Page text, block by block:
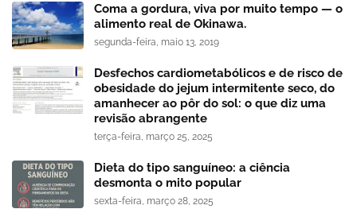
Coma a gordura, viva por muito tempo — o
alimento real de Okinawa.
segunda-feira, maio 13, 2019
Desfechos cardiometabólicos e de risco de
obesidade do jejum intermitente seco, do
amanhecer ao pôr do sol: o que diz uma
revisão abrangente
terça-feira, março 25, 2025
Dieta do tipo sanguíneo: a ciência
desmonta o mito popular
sexta-feira, março 28, 2025